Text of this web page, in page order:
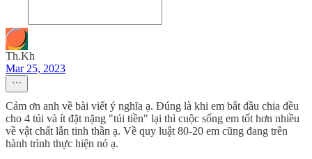
Th.Kh
Mar 25, 2023
Cảm ơn anh về bài viết ý nghĩa ạ. Đúng là khi em bắt đầu chia đều
cho 4 túi và ít đặt nặng "túi tiền" lại thì cuộc sống em tốt hơn nhiều
về vật chất lẫn tinh thần ạ. Về quy luật 80-20 em cũng đang trên
hành trình thực hiện nó ạ.